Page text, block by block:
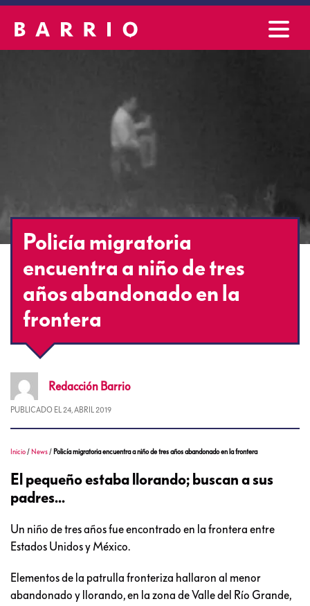
Policía migratoria
encuentra a niño de tres
años abandonado en la
frontera
Redacción Barrio
PUBLICADO EL 24, ABRIL 2019
Inicio / News / Policía migratoria encuentra a niño de tres años abandonado en la frontera
El pequeño estaba llorando; buscan a sus
padres...
Un niño de tres años fue encontrado en la frontera entre
Estados Unidos y México.
Elementos de la patrulla fronteriza hallaron al menor
abandonado y llorando, en la zona de Valle del Río Grande,